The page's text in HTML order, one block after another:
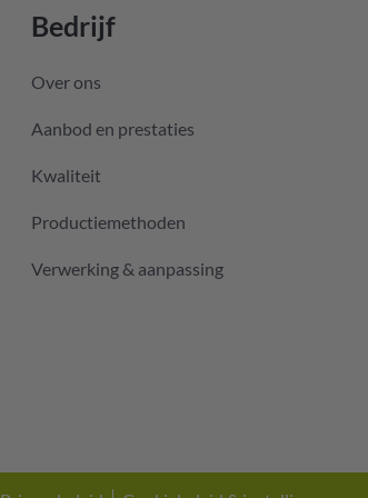
Bedrijf
Over ons
Aanbod en prestaties
Kwaliteit
Productiemethoden
Verwerking & aanpassing